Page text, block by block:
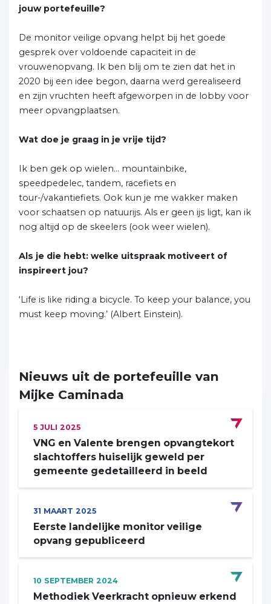
jouw portefeuille?
De monitor veilige opvang helpt bij het goede
gesprek over voldoende capaciteit in de
vrouwenopvang. Ik ben blij om te zien dat het in
2020 bij een idee begon, daarna werd gerealiseerd
en zijn vruchten heeft afgeworpen in de lobby voor
meer opvangplaatsen.
Wat doe je graag in je vrije tijd?
Ik ben gek op wielen… mountainbike,
speedpedelec, tandem, racefiets en
tour-/vakantiefiets. Ook kun je me wakker maken
voor schaatsen op natuurijs. Als er geen ijs ligt, kan ik
nog altijd op de skeelers (ook weer wielen).
Als je die hebt: welke uitspraak motiveert of
inspireert jou?
‘Life is like riding a bicycle. To keep your balance, you
must keep moving.’ (Albert Einstein).
Nieuws uit de portefeuille van
Mijke Caminada
5 JULI 2025
VNG en Valente brengen opvangtekort
slachtoffers huiselijk geweld per
gemeente gedetailleerd in beeld
31 MAART 2025
Eerste landelijke monitor veilige
opvang gepubliceerd
10 SEPTEMBER 2024
Methodiek Veerkracht opnieuw erkend